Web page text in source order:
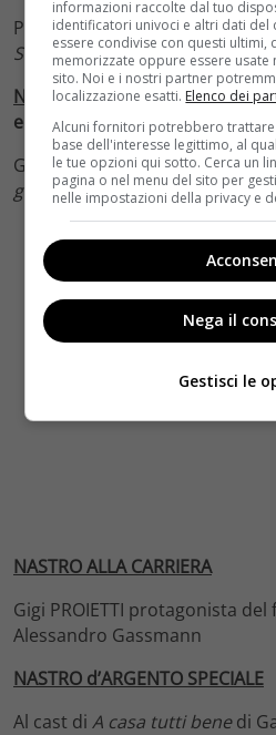
Paolo VIRZI’ per la regia diElla
Seeker
NASTRO ‘ARGENTOVIVO’
edizione
Gabriele SALVATORES perIl
generazione
NASTRO ALLA CARRIERA
Gigi PROIETTI protagonista del
Alessandro Gassmann
NASTRO d’ARGENTO SPECIALE
Al cast di A casa tutti benedi
informazioni raccolte dal tuo
identificatori univoci e altri dati
essere condivise con questi ultimi,
memorizzate oppure essere
sito. Noi e i nostri partner
localizzazione esatti. Elenco dei
Alcuni fornitori potrebbero
base dell'interesse legittimo, al
le tue opzioni qui sotto. Cerca un
pagina o nel menu del sito per
nelle impostazioni della privacy e
Nega il
Gestisci le